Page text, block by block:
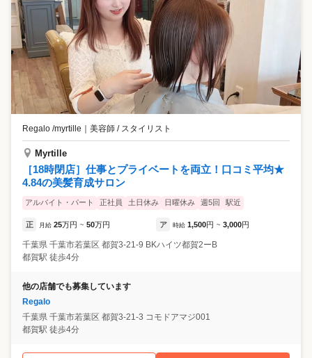
Regalo /myrtille ｜ 美容師 / スタイリスト
Myrtille
［18時閉店］仕事とプライベートを両立！口コミ平均★
4.84の美髪育成サロン
アルバイト・パート 正社員 土日休み 日曜休み 週5回 駅近
正 月給 25万円 ~ 50万円 ア 時給 1,500円 ~ 3,000円
千葉県 千葉市若葉区 都賀3-21-9 BKハイツ都賀2ーB
都賀駅 徒歩4分
他の店舗でも募集しています
Regalo
千葉県 千葉市若葉区 都賀3-21-3 コモドアマジ001
都賀駅 徒歩4分